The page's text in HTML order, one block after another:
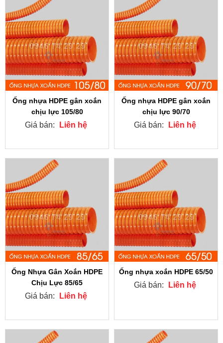
Ống nhựa HDPE gân xoắn
chịu lực 105/80
Giá bán: Liên hệ
Ống nhựa HDPE gân xoắn
chịu lực 90/70
Giá bán: Liên hệ
Ống Nhựa Gân Xoắn HDPE
Chịu Lực 85/65
Giá bán: Liên hệ
Ống nhựa xoắn HDPE 65/50
Giá bán: Liên hệ